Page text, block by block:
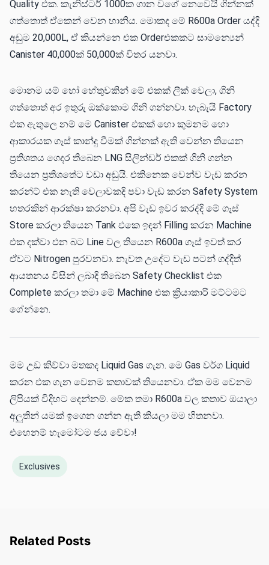
Quality එක. කැනිස්ටර් 1000ක ගාන වගේ නෙවෙයි ගින්නක්
ගත්තොත් ඒකෙන් වෙන හානිය. මොකද මේ R600a Order යද්දි
අඩුම 20,000L, ඒ කියන්නෙ එක Orderඑකකට සාමන්‍යෙන්
Canister 40,000ක් 50,000ක් විතර යනවා.
මොනම යම් ​හෝ හේතුවකින් මේ එකක් ලීක් වෙලා, ගිනි
ගත්තොත් අර ඉතුරු ඔක්කොම ගිනි ගන්නවා. හැබැයි Factory
එක ඇතුලෙ නම් මෙ Canister එකක් හො කුමනම හො ​
ආකාරයක ගෑස් කාන්දු වීමක් ගින්නක් ඇති වෙන්න තියෙන
ප්‍රතිශතය ගෙදර තිබෙන LNG සිලින්ඩර් එකක් ගිනි ගන්න
තියෙන ප්‍රතිශතේට වඩා අඩුයි. එකිනෙක වෙන්ව වැඩ කරන
කරන්ට් එක නැති වෙලාවකදි පවා වැඩ කරන Safety System
හතරකින් ආරක්ෂා කරනවා. අපි වැඩ ඉවර කරද්දි මේ ගෑස්
Store කරලා තියෙන Tank එකෙ ඉඳන් Filling කරන Machine
එක දක්වා එන බට Line වල තියෙන R600a ගෑස් ඉවත් කර
ඒවට Nitrogen පුරවනවා. නැවත උදේට වැඩ පටන් ගද්දිත්
ආයතනය විසින් ලබාදි තිබෙන Safety Checklist එක
Complete කරලා තමා මේ Machine එක ක්‍රියාකාරි මට්ටමට
ගේන්නෙ.
මම උඩ කිව්වා මතකද Liquid Gas ගැන. මෙ Gas වර්ග Liquid
කරන එක ගැන වෙනම කතාවක් තියෙනවා. ඒක මම වෙනම
ලිපියක් විදිහට දෙන්නම්. මේක තමා R600a වල කතාව ඔයාලා
අලුතින් යමක් ඉගෙන ගන්න ඇති කියලා මම හිතනවා.
එහෙනම් හැමෝටම ජය වේවා!
Exclusives
Related Posts